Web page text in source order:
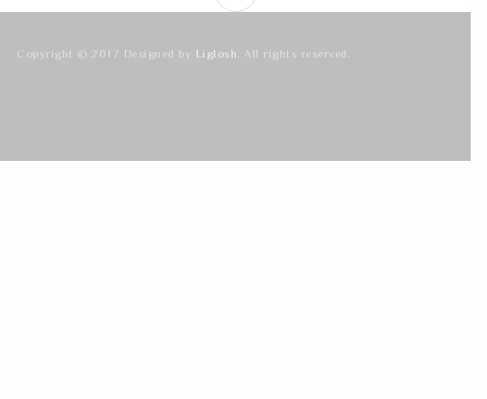
Copyright © 2017 Designed by Liglosh . All rights reserved.